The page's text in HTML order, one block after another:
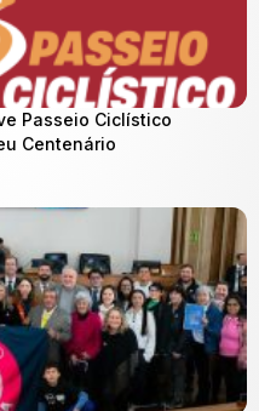
Passeio Ciclístico
Centenário